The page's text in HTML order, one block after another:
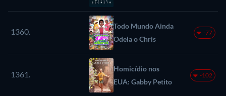
1360.
Todo Mundo Ainda
Odeia o Chris
-77
1361.
Homicídio nos
EUA: Gabby Petito
-102